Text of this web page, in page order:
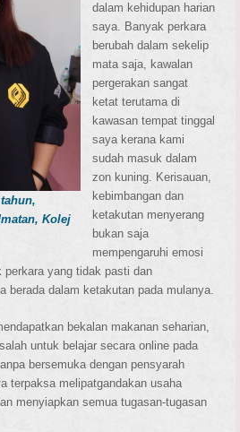
Kolej
dalam kehidupan harian
saya. Banyak perkara
berubah dalam sekelip
mata saja, kawalan
pergerakan sangat
ketat terutama di
kawasan tempat tinggal
saya kerana kami
sudah masuk dalam
zon kuning. Kerisauan,
kebimbangan dan
ketakutan menyerang
bukan saja
mempengaruhi emosi
yang tidak pasti dan
berada dalam ketakutan pada mulanya.
bekalan makanan seharian,
untuk belajar secara online pada
bersemuka dengan pensyarah
terpaksa melipatgandakan usaha
menyiapkan semua tugasan-tugasan